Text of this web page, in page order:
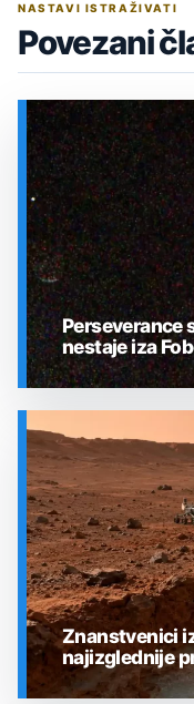
NASTAVI ISTRAŽIVATI
Povezani
SVEMIR
Perseverance
nestaje iza
Znanstvenici
najizglednije